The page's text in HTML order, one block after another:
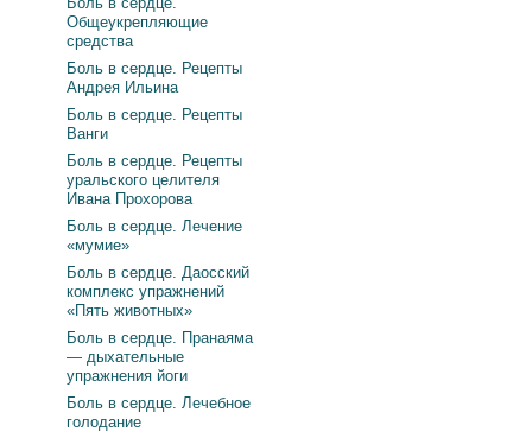
Общеукрепляющие
средства
Боль в сердце. Рецепты
Андрея Ильина
Боль в сердце. Рецепты
Ванги
Боль в сердце. Рецепты
уральского целителя
Ивана Прохорова
Боль в сердце. Лечение
«мумие»
Боль в сердце. Даосский
комплекс упражнений
«Пять животных»
Боль в сердце. Пранаяма
— дыхательные
упражнения йоги
Боль в сердце. Лечебное
голодание